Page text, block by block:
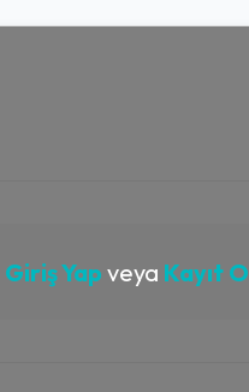
Giriş Yap veya Kayıt